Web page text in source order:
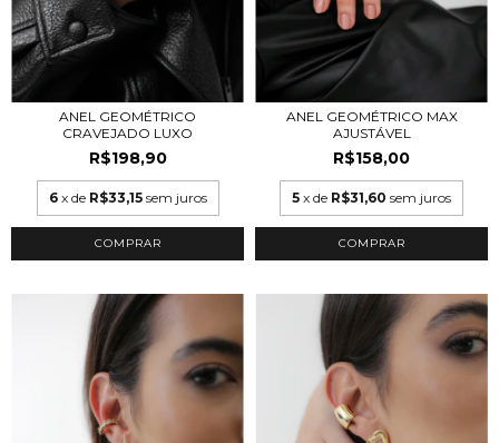
ANEL GEOMÉTRICO
CRAVEJADO LUXO
R$198,90
6 x de R$33,15 sem juros
COMPRAR
ANEL GEOMÉTRICO MAX
AJUSTÁVEL
R$158,00
5 x de R$31,60 sem juros
COMPRAR